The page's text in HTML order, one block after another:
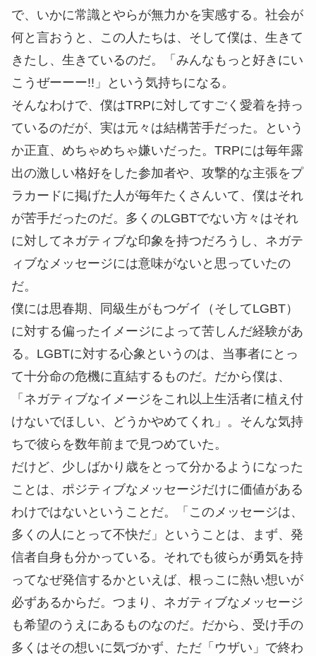
で、いかに常識とやらが無力かを実感する。社会が
何と言おうと、この人たちは、そして僕は、生きて
きたし、生きているのだ。「みんなもっと好きにい
こうぜーーー!!」という気持ちになる。
そんなわけで、僕はTRPに対してすごく愛着を持っ
ているのだが、実は元々は結構苦手だった。という
か正直、めちゃめちゃ嫌いだった。TRPには毎年露
出の激しい格好をした参加者や、攻撃的な主張をプ
ラカードに掲げた人が毎年たくさんいて、僕はそれ
が苦手だったのだ。多くのLGBTでない方々はそれ
に対してネガティブな印象を持つだろうし、ネガテ
ィブなメッセージには意味がないと思っていたの
だ。
僕には思春期、同級生がもつゲイ（そしてLGBT）
に対する偏ったイメージによって苦しんだ経験があ
る。LGBTに対する心象というのは、当事者にとっ
て十分命の危機に直結するものだ。だから僕は、
「ネガティブなイメージをこれ以上生活者に植え付
けないでほしい、どうかやめてくれ」。そんな気持
ちで彼らを数年前まで見つめていた。
だけど、少しばかり歳をとって分かるようになった
ことは、ポジティブなメッセージだけに価値がある
わけではないということだ。「このメッセージは、
多くの人にとって不快だ」ということは、まず、発
信者自身も分かっている。それでも彼らが勇気を持
ってなぜ発信するかといえば、根っこに熱い想いが
必ずあるからだ。つまり、ネガティブなメッセージ
も希望のうえにあるものなのだ。だから、受け手の
多くはその想いに気づかず、ただ「ウザい」で終わ